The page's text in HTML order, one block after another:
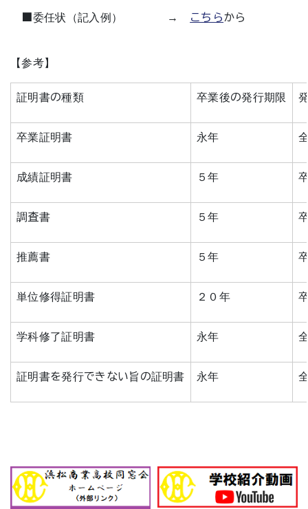
■委任状（記入例） → こちらから
【参考】
証明書の種類 卒業後の発行期限
卒業証明書 永年
成績証明書 ５年
調査書 ５年
推薦書 ５年
単位修得証明書 ２０年
学科修了証明書 永年
証明書を発行できない旨の証明書 永年